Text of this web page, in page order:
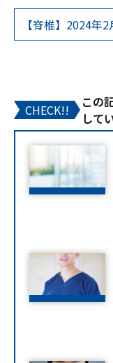
CHECK!!
この
して